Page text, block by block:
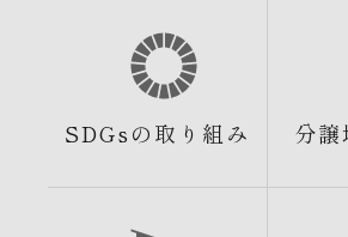
SDGsの取り組み 分譲